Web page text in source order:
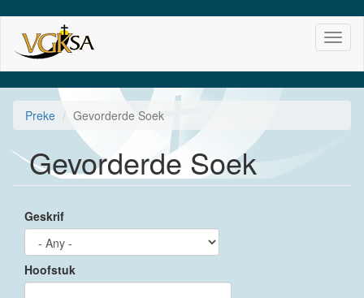
main
content
Preke Gevorderde Soek
Gevorderde Soek
Geskrif
Hoofstuk